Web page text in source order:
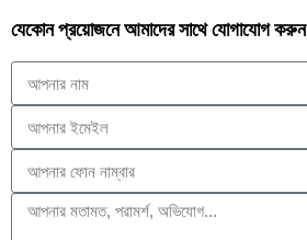
যেকোন প্রয়োজনে আমাদের সাথে যোগাযোগ করুন